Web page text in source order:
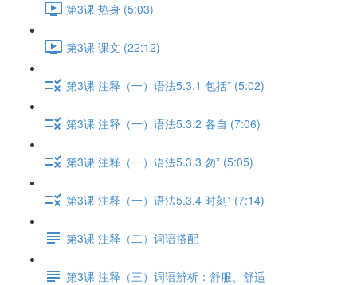
第3课 热身 (5:03)
第3课 课文 (22:12)
第3课 注释（一）语法5.3.1 包括* (5:02)
第3课 注释（一）语法5.3.2 各自 (7:06)
第3课 注释（一）语法5.3.3 勿* (5:05)
第3课 注释（一）语法5.3.4 时刻* (7:14)
第3课 注释（二）词语搭配
第3课 注释（三）词语辨析：舒服、舒适